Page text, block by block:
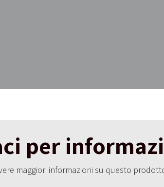
per
maggiori informazioni su questo